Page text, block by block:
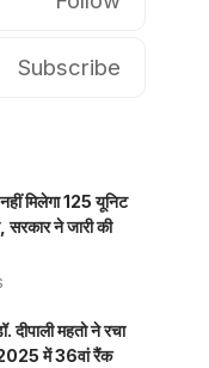
Subscribe
मिलेगा 125 यूनिट
सरकार ने जारी की
दीपाली महतो ने रचा
में 36वां रैंक